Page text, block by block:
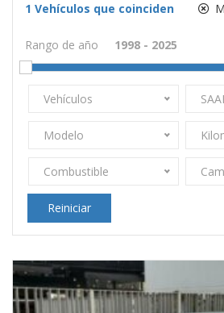
1 Vehículos que coinciden
Rango de año
Vehículos
Modelo
Combustible
Reiniciar